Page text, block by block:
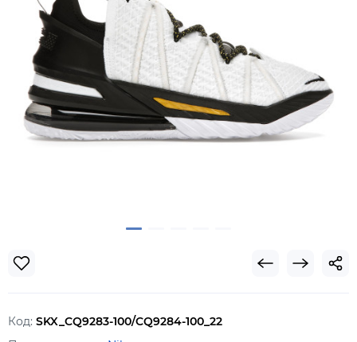
Код: SKX_CQ9283-100/CQ9284-100_22